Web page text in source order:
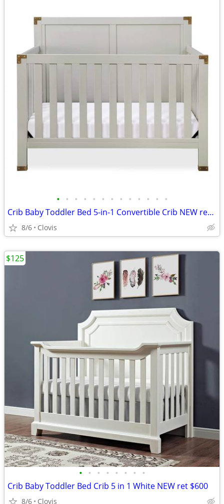
• • • • • • • • • • • • •
Crib Baby Toddler Bed 5-in-1 Convertible Crib NEW ret $409
8/6 Clovis
• • • • • • • •
Crib Baby Toddler Bed Crib 5 in 1 White NEW ret $600
8/6 Clovis
$125